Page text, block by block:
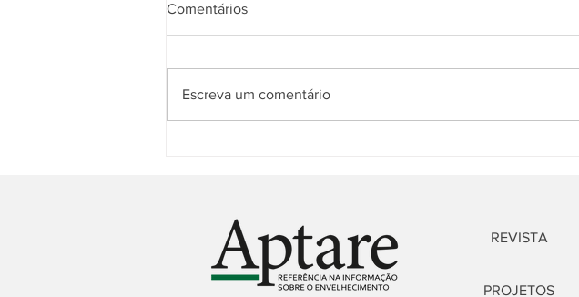
Comentários
Escreva um comentário
REVISTA
PROJETOS